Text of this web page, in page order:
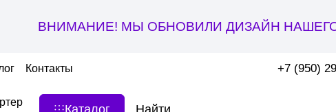
ВНИМАНИЕ! МЫ ОБНОВИЛИ ДИЗАЙН
Контакты +7 (950)
Каталог